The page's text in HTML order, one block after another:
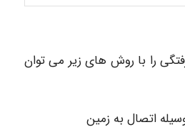
را با روش های زیر می توان
اتصال به زمین